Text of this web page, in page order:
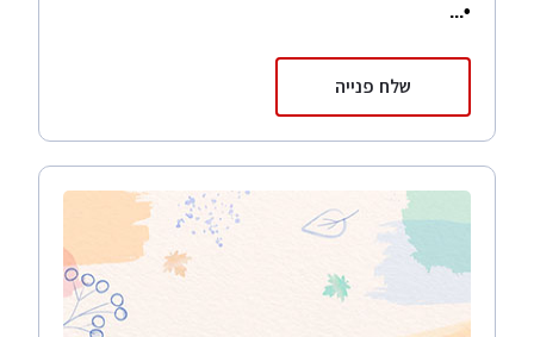
•...
שלח פנייה